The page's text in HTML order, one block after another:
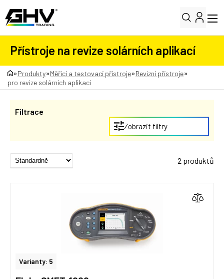
Přístroje na revize solárních aplikací
»Produkty»Měřicí a testovací přístroje»Revizní přístroje»
pro revize solárních aplikací
Filtrace
Zobrazit filtry
2 produktů
Varianty: 5